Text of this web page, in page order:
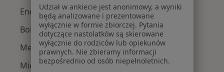
Endometrioza w Rybniku
Bolesne miesiączkowanie w Rybniku
Menopauza w Rybniku
Mięśniaki macicy w Rybniku
Udział w ankiecie jest anonimowy, a wyniki
będą analizowane i prezentowane
wyłącznie w formie zbiorczej. Pytania
dotyczące nastolatków są skierowane
wyłącznie do rodziców lub opiekunów
prawnych. Nie zbieramy informacji
bezpośrednio od osób niepełnoletnich.